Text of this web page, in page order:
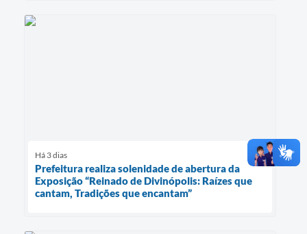
Há 3 dias
Prefeitura realiza solenidade de abertura da
Exposição “Reinado de Divinópolis: Raízes que
cantam, Tradições que encantam”